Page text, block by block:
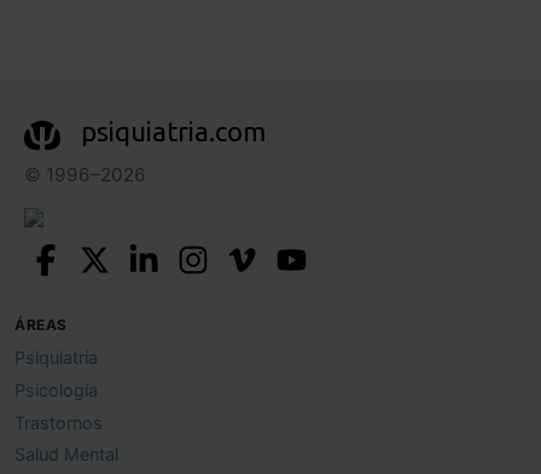
psiquiatria.com
© 1996–2026
ÁREAS
Psiquiatría
Psicología
Trastornos
Salud Mental